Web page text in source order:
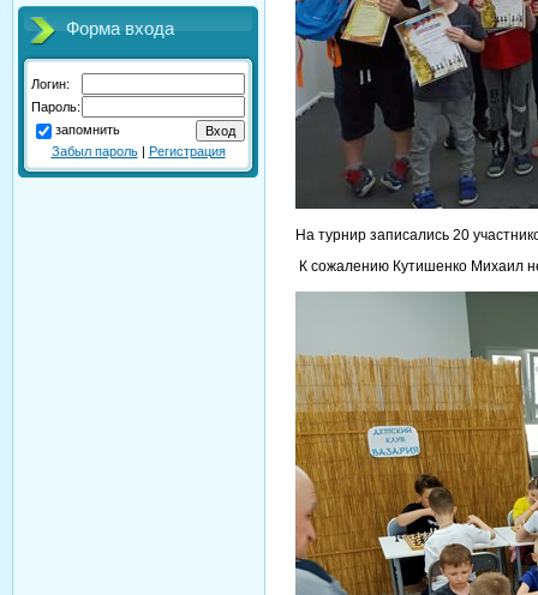
Форма входа
Логин:
Пароль:
запомнить
Забыл пароль| Регистрация
На турнир записались 20
К сожалению Кутишенко Михаил